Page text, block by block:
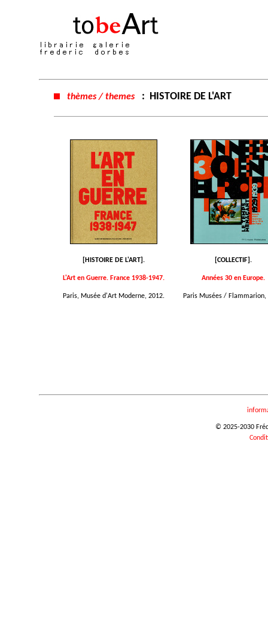
thèmes / themes: HISTOIRE DE L'ART
[HISTOIRE DE L'ART].
L'Art en Guerre. France 1938-1947.
Paris, Musée d'Art Moderne, 2012.
[COLLECTIF].
Années 30 en Europe.
Paris Musées / Flammarion,
© 2025-2030